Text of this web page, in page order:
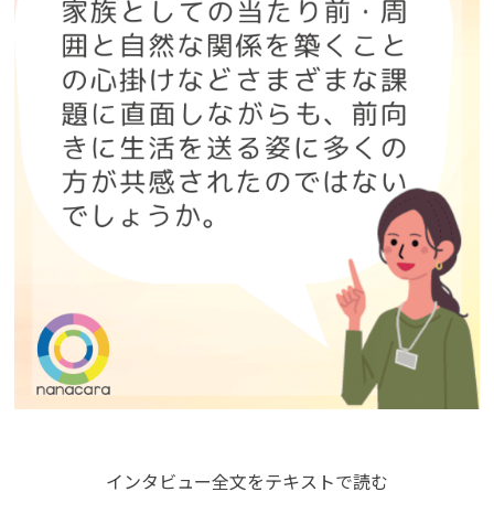
インタビュー全文をテキストで読む